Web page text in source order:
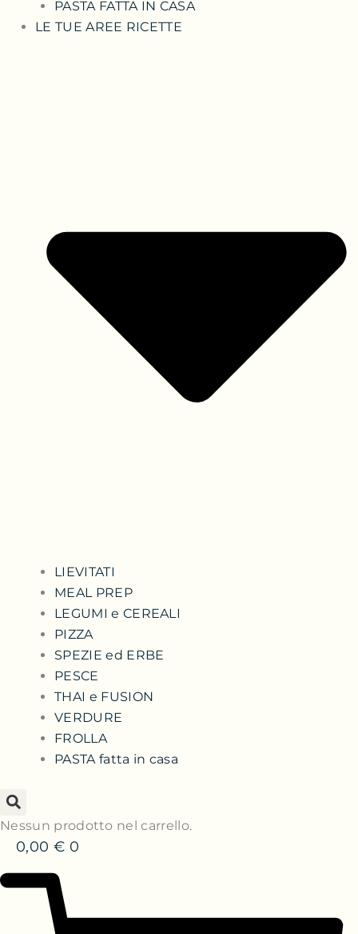
PASTA FATTA IN CASA
LE TUE AREE RICETTE
LIEVITATI
MEAL PREP
LEGUMI e CEREALI
PIZZA
SPEZIE ed ERBE
PESCE
THAI e FUSION
VERDURE
FROLLA
PASTA fatta in casa
Nessun prodotto nel carrello.
0,00 € 0